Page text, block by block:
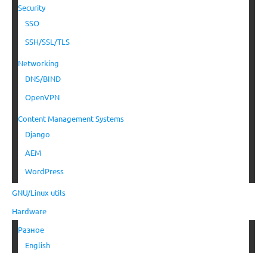
Security
SSO
SSH/SSL/TLS
Networking
DNS/BIND
OpenVPN
Content Management Systems
Django
AEM
WordPress
GNU/Linux utils
Hardware
Разное
English